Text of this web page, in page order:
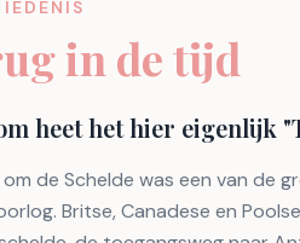
in de tijd
heet het hier eigenlijk
om de Schelde was een van de
Britse, Canadese en